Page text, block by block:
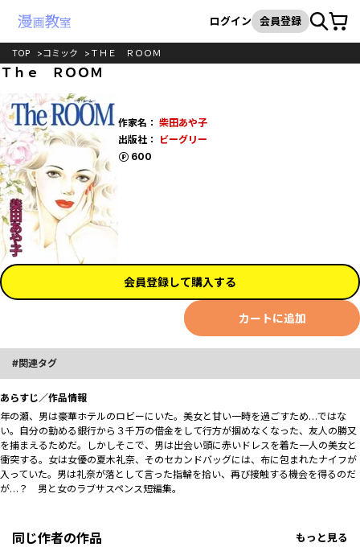
検索
ログイン 会員登録カート
TOP コミック ＴＨＥ ＲＯＯＭ
Ｔｈｅ ＲＯＯＭ
作家名： 柴田あや子
出版社：
ビーグリー
600
ポイント
会員登録して購入する
カートに追加
関連タグ
あらすじ／作品情報
年の瀬、男は豪華ホテルのロビーにいた。美女と甘い一時を過ごすため…ではな
い。自分の勤める銀行から３千万の借金をして行方が掴めなくなった、友人の勝又
を捕まえるためだ。しかしそこで、男は出会い頭に赤いドレスを着た一人の美女と
衝突する。女は女優の夏木礼奈、そのセカンドバッグには、布に包まれたナイフが
入っていた。男は礼奈が落として言った指輪を拾い、再び接触する機会を得るのだ
が…？ 男と女のラブサスペンス短編集。
同じ作者の作品 もっと見る